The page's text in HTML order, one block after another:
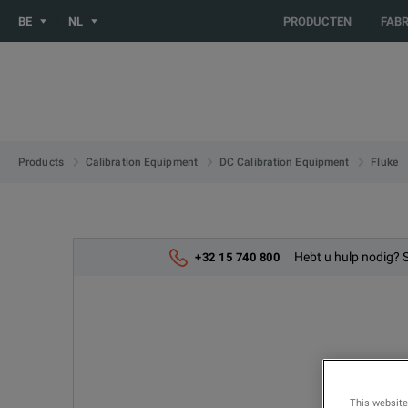
You are browsing the BE_NL site. Would you like to be
BE NL PRODUCTEN
Products Calibration Equipment DC Calibration Equipment Fluke
+32 15 740 800 Hebt u hulp nodig?
This